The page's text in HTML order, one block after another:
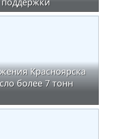
Красноярска
более 7 тонн